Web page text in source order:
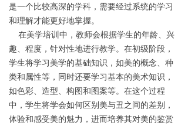
是一个比较高深的学科，需要经过系统的学习
和理解才能更好地掌握。
在美学培训中，教师会根据学生的年龄、兴
趣、程度，针对性地进行教学。在初级阶段，
学生将学习美学的基础知识，如美的概念、种
类和属性等，同时还要学习基本的美术知识，
如色彩、造型、构图和图案等。在这个过程
中，学生将学会如何区别美与丑之间的差别，
体验和感受美的魅力，进而培养其对美的鉴赏